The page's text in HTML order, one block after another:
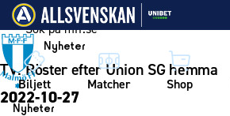
Vidare till innehållet
Nyheter
Biljett Matcher Shop
Nyheter
TV: Röster efter Union SG hemma
2022-10-27